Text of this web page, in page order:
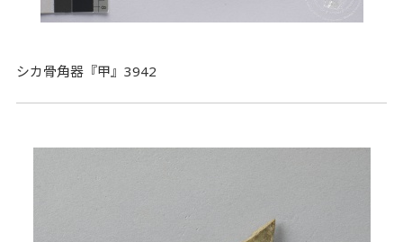
シカ骨角器『甲』3942